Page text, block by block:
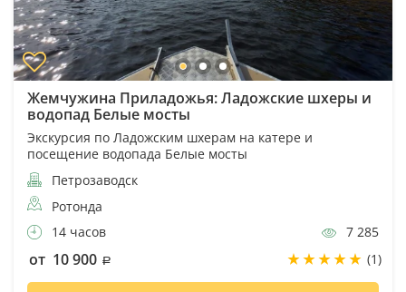
Жемчужина Приладожья: Ладожские шхеры и
водопад Белые мосты
Экскурсия по Ладожским шхерам на катере и
посещение водопада Белые мосты
Петрозаводск
Ротонда
14 часов
7 285
от 10 900 (1)